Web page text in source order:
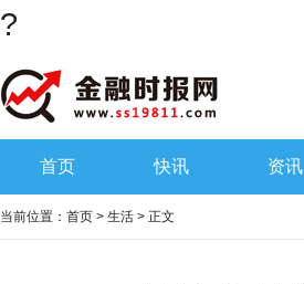
?
首页 快讯 资讯
当前位置： 首页 > 生活 > 正文